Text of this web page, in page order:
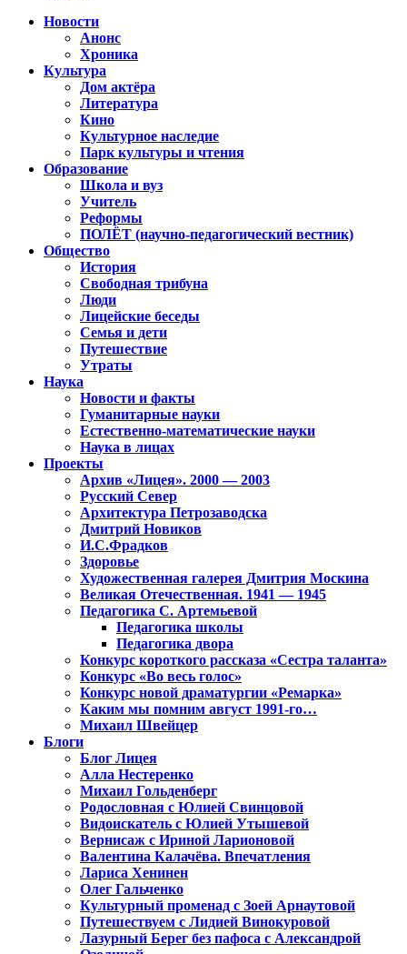
Новости
Анонс
Хроника
Культура
Дом актёра
Литература
Кино
Культурное наследие
Парк культуры и чтения
Образование
Школа и вуз
Учитель
Реформы
ПОЛЁТ (научно-педагогический вестник)
Общество
История
Свободная трибуна
Люди
Лицейские беседы
Семья и дети
Путешествие
Утраты
Наука
Новости и факты
Гуманитарные науки
Естественно-математические науки
Наука в лицах
Проекты
Архив «Лицея». 2000 — 2003
Русский Север
Архитектура Петрозаводска
Дмитрий Новиков
И.С.Фрадков
Здоровье
Художественная галерея Дмитрия Москина
Великая Отечественная. 1941 — 1945
Педагогика С. Артемьевой
Педагогика школы
Педагогика двора
Конкурс короткого рассказа «Сестра таланта»
Конкурс «Во весь голос»
Конкурс новой драматургии «Ремарка»
Каким мы помним август 1991-го…
Михаил Швейцер
Блоги
Блог Лицея
Алла Нестеренко
Михаил Гольденберг
Родословная с Юлией Свинцовой
Видоискатель с Юлией Утышевой
Вернисаж с Ириной Ларионовой
Валентина Калачёва. Впечатления
Лариса Хенинен
Олег Гальченко
Культурный променад с Зоей Арнаутовой
Путешествуем с Лидией Винокуровой
Лазурный Берег без пафоса с Александрой